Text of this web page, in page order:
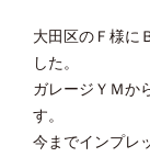
大田区のＦ様に
した。
ガレージＹＭか
す。
今までインプレ